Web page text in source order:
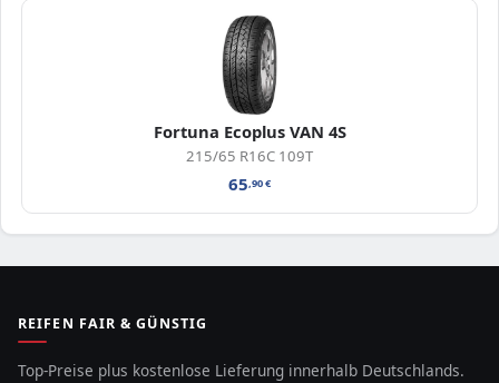
Fortuna Ecoplus VAN 4S
215/65 R16C 109T
65,90€
REIFEN FAIR & GÜNSTIG
Top-Preise plus kostenlose Lieferung innerhalb Deutschlands.